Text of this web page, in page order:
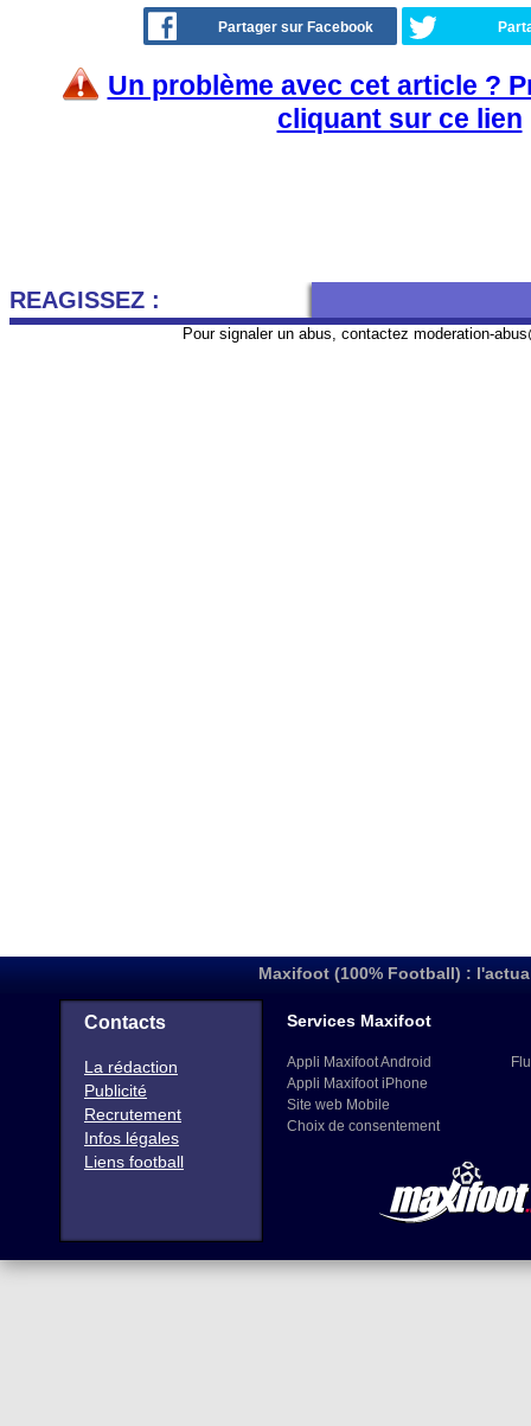
Partager sur Facebook
Un problème avec cet article ?
cliquant sur ce lien
REAGISSEZ :
Pour signaler un abus, contactez moderation-
Maxifoot (100% Football) :
Contacts
La rédaction
Publicité
Recrutement
Infos légales
Liens football
Services Maxifoot
Appli Maxifoot Android
Appli Maxifoot iPhone
Site web Mobile
Choix de consentement